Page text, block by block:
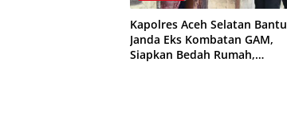
Kapolres Aceh Selatan Bantu
Janda Eks Kombatan GAM,
Siapkan Bedah Rumah,